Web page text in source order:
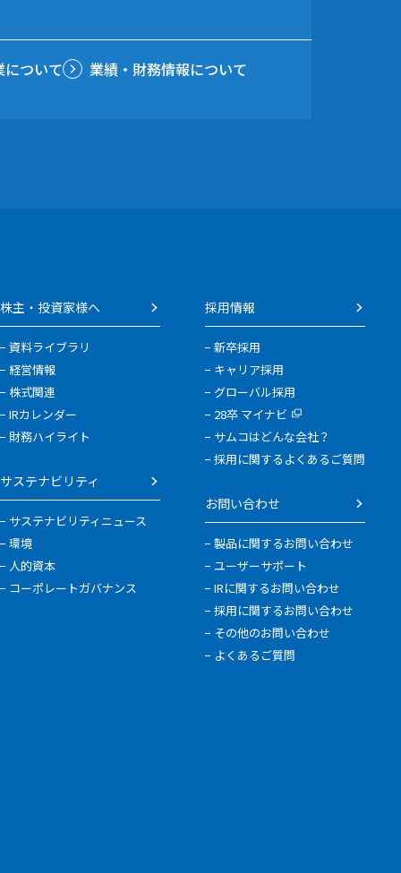
について
業績・財務情報について
株主・投資家様へ
資料ライブラリ
経営情報
株式関連
IRカレンダー
財務ハイライト
サステナビリティ
サステナビリティニュース
環境
人的資本
コーポレートガバナンス
採用情報
新卒採用
キャリア採用
グローバル採用
28卒 マイナビ
サムコはどんな会社？
採用に関するよくあるご質問
お問い合わせ
製品に関するお問い合わせ
ユーザーサポート
IRに関するお問い合わせ
採用に関するお問い合わせ
その他のお問い合わせ
よくあるご質問